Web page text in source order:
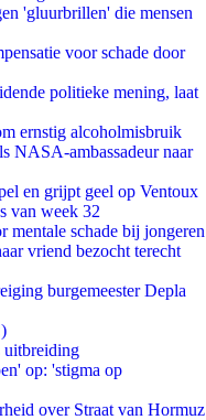
'gluurbrillen' die mensen
voor schade door
politieke mening, laat
ernstig alcoholmisbruik
NASA-ambassadeur naar
en grijpt geel op Ventoux
van week 32
schade bij jongeren
vriend bezocht terecht
burgemeester Depla
uitbreiding
op: 'stigma op
over Straat van Hormuz